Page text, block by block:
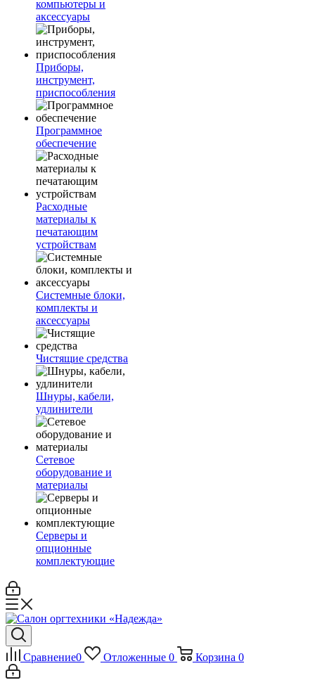
компьютеры и
аксессуары
Приборы,
инструмент,
приспособления
Программное
обеспечение
Расходные
материалы к
печатающим
устройствам
Системные блоки,
комплекты и
аксессуары
Чистящие средства
Шнуры, кабели,
удлинители
Сетевое
оборудование и
материалы
Серверы и
опционные
комплектующие
Сравнение0 Отложенные 0 Корзина 0